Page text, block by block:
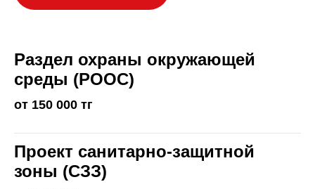
Раздел охраны окружающей
среды (РООС)
от 150 000 тг
Проект санитарно-защитной
зоны (СЗЗ)